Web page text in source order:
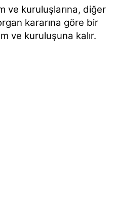
ve kuruluşlarına, diğer
kararına göre bir
ve kuruluşuna kalır.